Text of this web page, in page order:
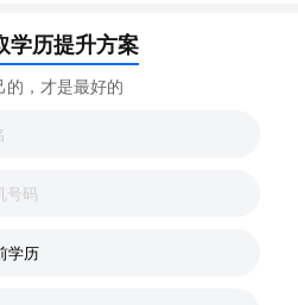
学历提升方案
的，才是最好的